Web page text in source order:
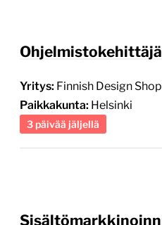
Yritys:Finnish Design Shop
3 päivää jäljellä
Yritys:SRV